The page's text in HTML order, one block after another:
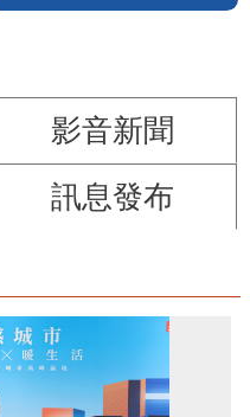
影音新聞
訊息發布